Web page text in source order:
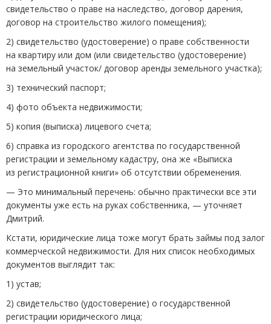
свидетельство о праве на наследство, договор дарения,
договор на строительство жилого помещения);
2) свидетельство (удостоверение) о праве собственности
на квартиру или дом (или свидетельство (удостоверение)
на земельный участок/ договор аренды земельного участка);
3) технический паспорт;
4) фото объекта недвижимости;
5) копия (выписка) лицевого счета;
6) справка из городского агентства по государственной
регистрации и земельному кадастру, она же «Выписка
из регистрационной книги» об отсутствии обременения.
— Это минимальный перечень: обычно практически все эти
документы уже есть на руках собственника, — уточняет
Дмитрий.
Кстати, юридические лица тоже могут брать займы под залог
коммерческой недвижимости. Для них список необходимых
документов выглядит так:
1) устав;
2) свидетельство (удостоверение) о государственной
регистрации юридического лица;